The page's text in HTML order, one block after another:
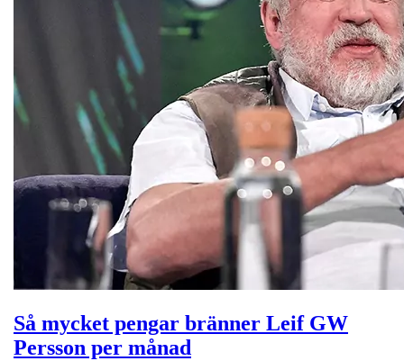
Så mycket pengar bränner Leif GW
Persson per månad